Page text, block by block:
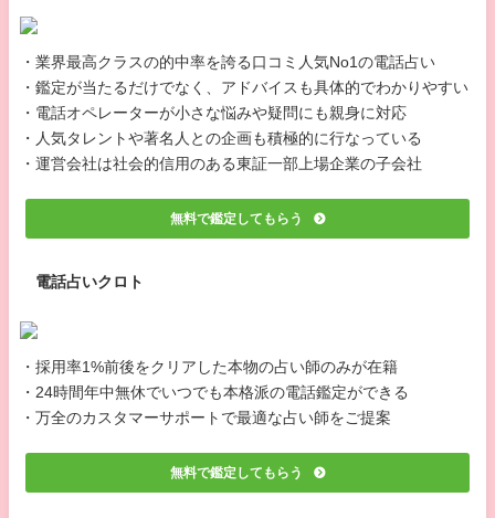
・業界最高クラスの的中率を誇る口コミ人気No1の電話占い
・鑑定が当たるだけでなく、アドバイスも具体的でわかりやすい
・電話オペレーターが小さな悩みや疑問にも親身に対応
・人気タレントや著名人との企画も積極的に行なっている
・運営会社は社会的信用のある東証一部上場企業の子会社
無料で鑑定してもらう
電話占いクロト
・採用率1%前後をクリアした本物の占い師のみが在籍
・24時間年中無休でいつでも本格派の電話鑑定ができる
・万全のカスタマーサポートで最適な占い師をご提案
無料で鑑定してもらう